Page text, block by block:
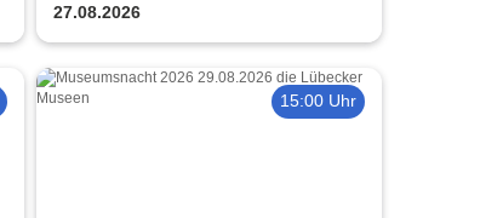
27.08.2026
15:00 Uhr